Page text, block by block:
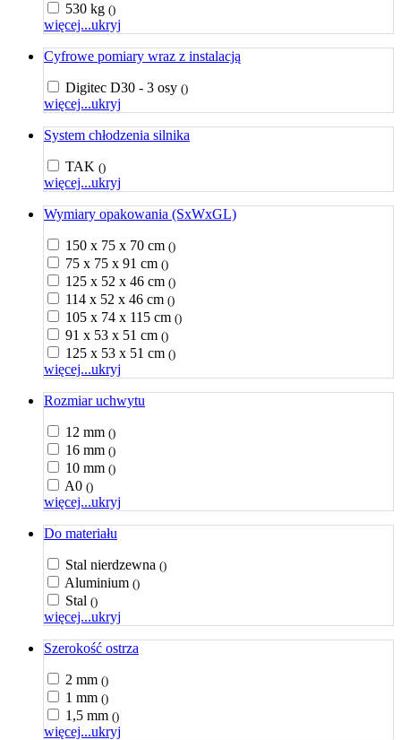
530 kg ()
więcej...ukryj
Cyfrowe pomiary wraz z instalacją
Digitec D30 - 3 osy ()
więcej...ukryj
System chłodzenia silnika
TAK ()
więcej...ukryj
Wymiary opakowania (SxWxGL)
150 x 75 x 70 cm ()
75 x 75 x 91 cm ()
125 x 52 x 46 cm ()
114 x 52 x 46 cm ()
105 x 74 x 115 cm ()
91 x 53 x 51 cm ()
125 x 53 x 51 cm ()
więcej...ukryj
Rozmiar uchwytu
12 mm ()
16 mm ()
10 mm ()
A0 ()
więcej...ukryj
Do materiału
Stal nierdzewna ()
Aluminium ()
Stal ()
więcej...ukryj
Szerokość ostrza
2 mm ()
1 mm ()
1,5 mm ()
więcej...ukryj